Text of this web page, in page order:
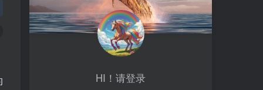
HI！请登录